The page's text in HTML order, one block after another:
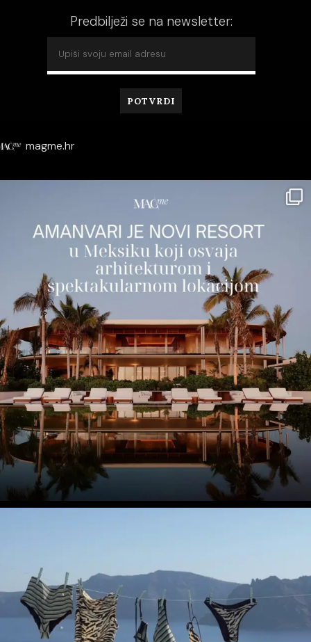
Predbilježi se na newsletter:
magme.hr